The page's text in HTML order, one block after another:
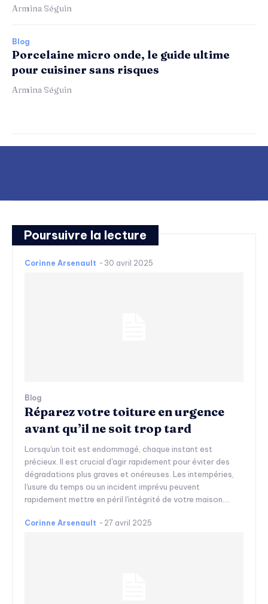
Armina Séguin
Blog
Porcelaine micro onde, le guide ultime
pour cuisiner sans risques
Armina Séguin
Poursuivre la lecture
Corinne Arsenault - 30 avril 2025
Blog
Réparez votre toiture en urgence
avant qu’il ne soit trop tard
Lorsqu'un toit est endommagé, chaque instant est
précieux. Il est crucial d'agir rapidement pour éviter des
dégradations plus graves et onéreuses. Les intempéries,
l'usure du temps ou un incident imprévu peuvent
rapidement mettre en péril l'intégrité de votre maison....
Corinne Arsenault - 27 avril 2025